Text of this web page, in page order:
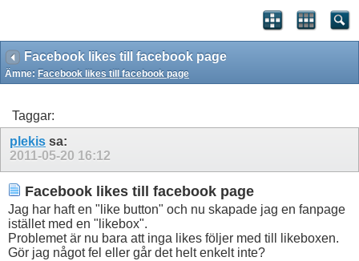
Facebook likes till facebook page
Ämne: Facebook likes till facebook page
Taggar:
plekis sa:
2011-05-20 16:12
Facebook likes till facebook page
Jag har haft en "like button" och nu skapade jag en fanpage
istället med en "likebox".
Problemet är nu bara att inga likes följer med till likeboxen.
Gör jag något fel eller går det helt enkelt inte?